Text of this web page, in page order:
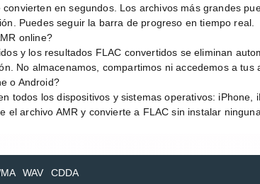
en segundos. Los archivos más grandes
Puedes seguir la barra de progreso en tiempo real.
online?
y los resultados FLAC convertidos se eliminan
No almacenamos, compartimos ni accedemos a tus
o Android?
todos los dispositivos y sistemas operativos: iPhone,
el archivo AMR y convierte a FLAC sin instalar
WAV CDDA